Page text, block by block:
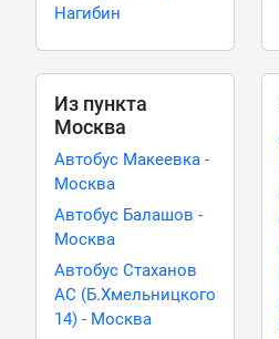
Нагибин
Из пункта
Москва
Автобус Макеевка -
Москва
Автобус Балашов -
Москва
Автобус Стаханов
АС (Б.Хмельницкого
14) - Москва